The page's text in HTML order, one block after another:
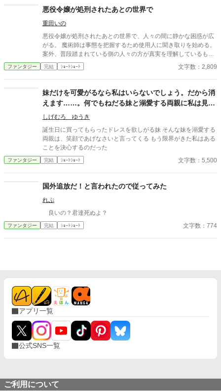
悪役令嬢が処刑されたあとの世界で
重田いの
悪役令嬢が処刑されたあとの世界で、人々の間に静かな困惑が広
がる。 魔術師は事態を把握するため使用人に聞き取りを始める。
案外、普段踏まれている側の人々の方が真実を理解しているもの
である。
ファンタジー 完結 ｼｮｰﾄｼｮｰﾄ 文字数：2,809
妹だけを可愛がるなら私はいらないでしょう。だから消
えます……。何でもねだる妹と溺愛する両親に私は見切
りをつける。
しげむろ ゆうき
誕生日に買ってもらったドレスを欲しがる妹 そんな妹を溺愛する
両親は、笑顔であげなさいと言ってくる もう限界がきた私はある
ことを決心するのだった
ファンタジー 完結 ｼｮｰﾄｼｮｰﾄ 文字数：5,500
国外追放だ！と言われたので従ってみた
れぷ
良いの？君達死ぬよ？
ファンタジー 完結 ｼｮｰﾄｼｮｰﾄ 文字数：774
アプリ一覧
公式SNS一覧
ご利用について